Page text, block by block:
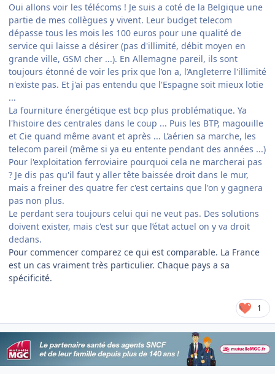
Oui allons voir les télécoms ! Je suis a coté de la Belgique une
partie de mes collègues y vivent. Leur budget telecom
dépasse tous les mois les 100 euros pour une qualité de
service qui laisse a désirer (pas d'illimité, débit moyen en
grande ville, GSM cher ...). En Allemagne pareil, ils sont
toujours étonné de voir les prix que l’on a, l’Angleterre l'illimité
n'existe pas. Et j'ai pas entendu que l'Espagne soit mieux lotie
...
La fourniture énergétique est bcp plus problématique. Ya
l'histoire des centrales dans le coup ... Puis les BTP, magouille
et Cie quand même avant et après ... L’aérien sa marche, les
telecom pareil (même si ya eu entente pendant des années ...)
Pour l'exploitation ferroviaire pourquoi cela ne marcherai pas
? Je dis pas qu'il faut y aller tête baissée droit dans le mur,
mais a freiner des quatre fer c'est certains que l'on y gagnera
pas non plus.
Le perdant sera toujours celui qui ne veut pas. Des solutions
doivent exister, mais c'est sur que l’état actuel on y va droit
dedans.
Pour commencer comparez ce qui est comparable. La France
est un cas vraiment très particulier. Chaque pays a sa
spécificité.
1